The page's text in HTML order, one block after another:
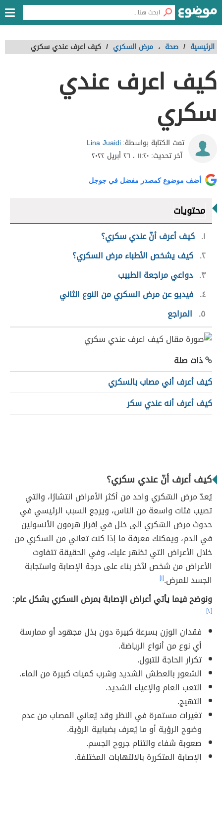
الرئيسية / صحة ، مرض السكري / كيف اعرف عندي سكري
كيف اعرف عندي
سكري
تمت الكتابة بواسطة:Lina Juaidi
آخر تحديث: ١١:٢٠ ، ٢٦ أبريل ٢٠٢٢
أضف موضوع كمصدر مفضل في جوجل
محتويات
١ كيف أعرف أنّ عندي سكري؟
٢ كيف يشخص الأطباء مرض السكري؟
٣ دواعي مراجعة الطبيب
٤ فيديو عن مرض السكري من النوع الثاني
٥
المراجع
ذات صلة
كيف أعرف أني مصاب بالسكري
كيف أعرف أنه عندي سكر
كيف أعرف أنّ عندي سكري؟
يُعدّ مرض السّكري واحد من أكثر الأمراض انتشارًا، والتي
تصيب فئات واسعة من الناس، ويرجع السبب الرئيسي في
حدوث مرض السّكري إلى خلل في إفراز هرمون الأنسولين
في الدم، ويمكنك معرفة ما إذا كنت تعاني من السكري من
خلال الأعراض التي تظهر عليك، وفي الحقيقة تتفاوت
الأعراض من شخص لآخر بناء على درجة الإصابة واستجابة
الجسد للمرض.[١]
ونوضح فيما يأتي أعراض الإصابة بمرض السكري بشكل عام:
[٢]
فقدان الوزن بسرعة كبيرة دون بذل مجهود أو ممارسة
أي نوع من أنواع الرياضة.
تكرار الحاجة للتبول.
الشعور بالعطش الشديد وشرب كميات كبيرة من الماء.
التعب العام والإعياء الشديد.
التهيج.
تغيرات مستمرة في النظر وقد يُعاني المصاب من عدم
وضوح الرؤية أو ما يُعرف بضبابية الرؤية.
صعوبة شفاء والتئام جروح الجسم.
الإصابة المتكررة بالالتهابات المختلفة.